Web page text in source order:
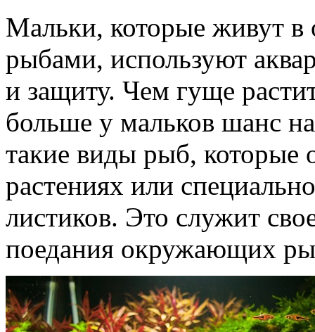
Мальки, которые живут в
рыбами, используют
и защиту. Чем гуще
больше у мальков шанс
такие виды рыб, которые
растениях или
листиков. Это служит
поедания окружающих